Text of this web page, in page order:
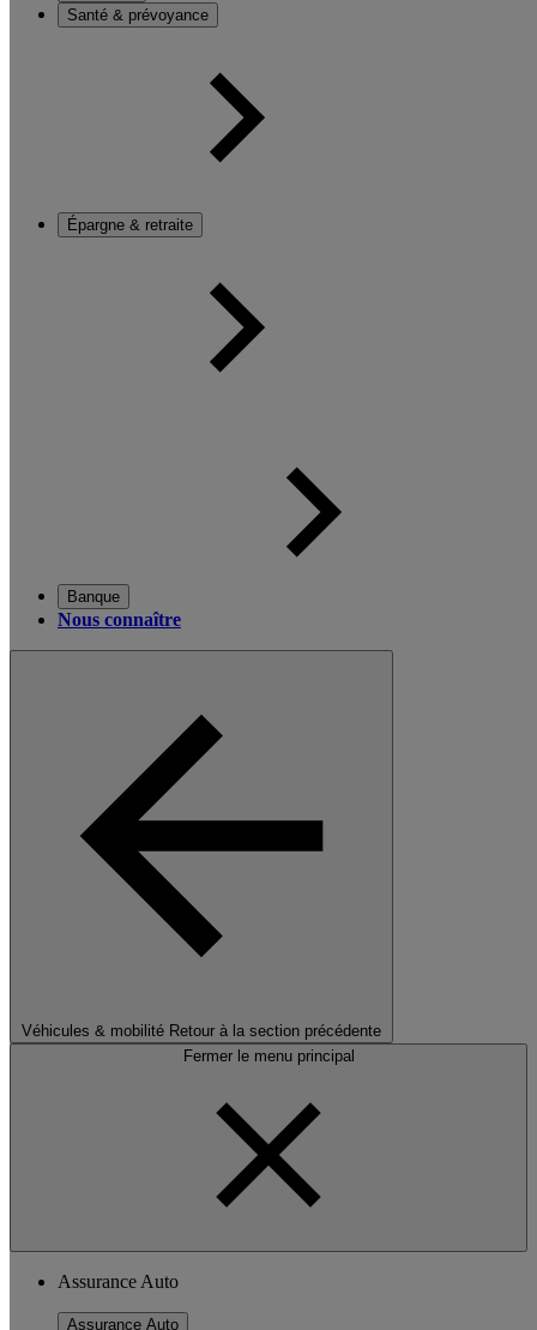
Santé & prévoyance
Épargne & retraite
Banque
Nous connaître
Véhicules & mobilité Retour à la section précédente
Fermer le menu principal
Assurance Auto
Assurance Auto